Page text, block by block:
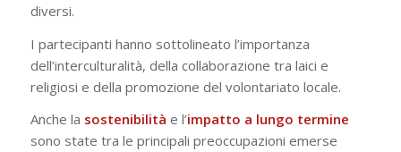
diversi.
I partecipanti hanno sottolineato l’importanza
dell’interculturalità, della collaborazione tra laici e
religiosi e della promozione del volontariato locale.
Anche la sostenibilità e l’impatto a lungo termine
sono state tra le principali preoccupazioni emerse